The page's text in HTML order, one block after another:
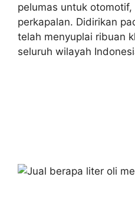
pelumas untuk
perkapalan. Didirikan
telah menyuplai ribuan
seluruh wilayah